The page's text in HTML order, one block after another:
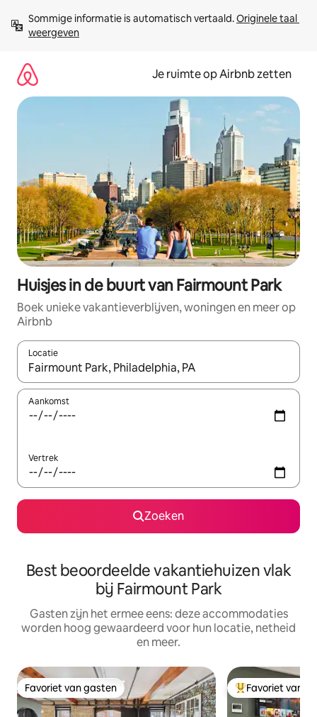
direct
naar
Sommige informatie is automatisch vertaald. Originele taal
weergeven
Je ruimte op Airbnb zetten
Huisjes in de buurt van Fairmount Park
Boek unieke vakantieverblijven, woningen en meer op
Airbnb
Locatie
Wanneer er suggesties beschikbaar zijn, maak je een keuze
Aankomst
Vertrek
Zoeken
Best beoordeelde vakantiehuizen vlak
bij Fairmount Park
Gasten zijn het ermee eens: deze accommodaties
worden hoog gewaardeerd voor hun locatie, netheid
en meer.
Favoriet van gasten
Favoriet van gasten Topfavoriet van
Favoriet van